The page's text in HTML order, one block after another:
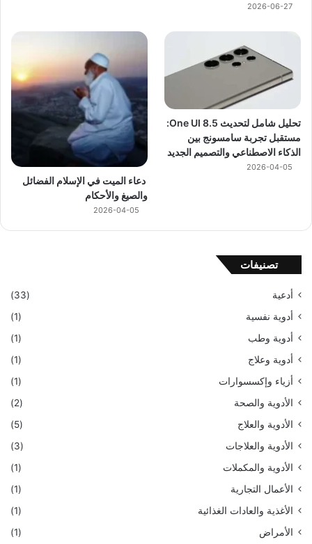
2026-06-27
تحليل شامل لتحديث One UI 8.5:
مستقبل تجربة سامسونج بين
الذكاء الاصطناعي والتصميم الجديد
2026-04-05
دعاء الميت في الإسلام الفضائل
والصيغ والأحكام
2026-04-05
تصنيفات
أدعية
(33)
أدوية نفسية
(1)
أدوية وطب
(1)
أدوية وعلاج
(1)
أزياء وإكسسوارات
(1)
الأدوية والصحة
(2)
الأدوية والعلاج
(5)
الأدوية والعلاجات
(3)
الأدوية والمكملات
(1)
الأعمال التجارية
(1)
الأغذية والعادات الغذائية
(1)
الأمراض
(1)